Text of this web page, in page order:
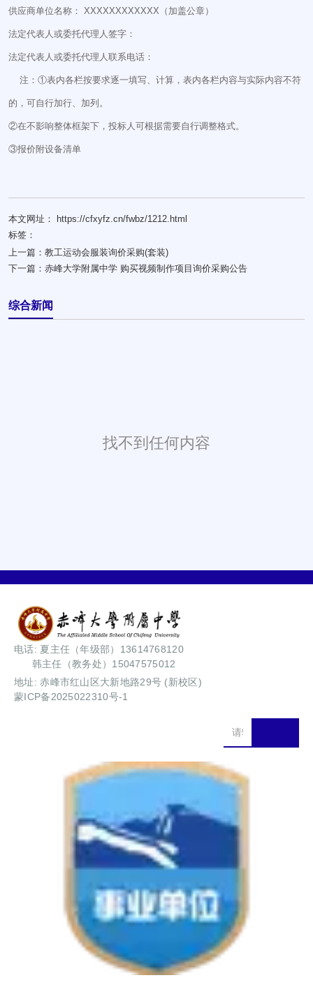
供应商单位名称： XXXXXXXXXXXX（加盖公章）
法定代表人或委托代理人签字：
法定代表人或委托代理人联系电话：
注：①表内各栏按要求逐一填写、计算，表内各栏内容与实际内容不符
的，可自行加行、加列。
②在不影响整体框架下，投标人可根据需要自行调整格式。
③报价附设备清单
本文网址： https://cfxyfz.cn/fwbz/1212.html
标签：
上一篇： 教工运动会服装询价采购(套装)
下一篇： 赤峰大学附属中学 购买视频制作项目询价采购公告
综合新闻
找不到任何内容
电话: 夏主任（年级部）13614768120
韩主任（教务处）15047575012
地址: 赤峰市红山区大新地路29号 (新校区)
蒙ICP备2025022310号-1